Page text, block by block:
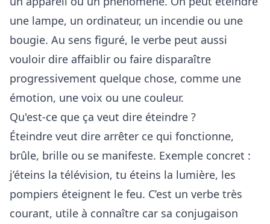
une lampe, un ordinateur, un incendie ou une
bougie. Au sens figuré, le verbe peut aussi
vouloir dire affaiblir ou faire disparaître
progressivement quelque chose, comme une
émotion, une voix ou une couleur.
Qu'est-ce que ça veut dire éteindre ?
Éteindre veut dire arrêter ce qui fonctionne,
brûle, brille ou se manifeste. Exemple concret :
j’éteins la télévision, tu éteins la lumière, les
pompiers éteignent le feu. C’est un verbe très
courant, utile à connaître car sa conjugaison